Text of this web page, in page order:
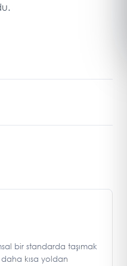
bir standarda taşımak
kısa yoldan